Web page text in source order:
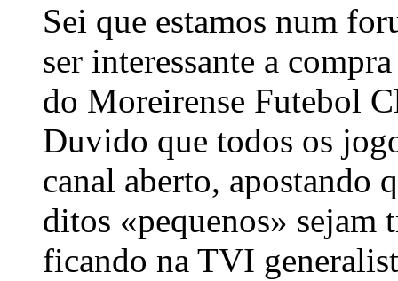
Sei que estamos num
ser interessante a
do Moreirense Futebol
Duvido que todos os
canal aberto, apostando
ditos «pequenos»
ficando na TVI